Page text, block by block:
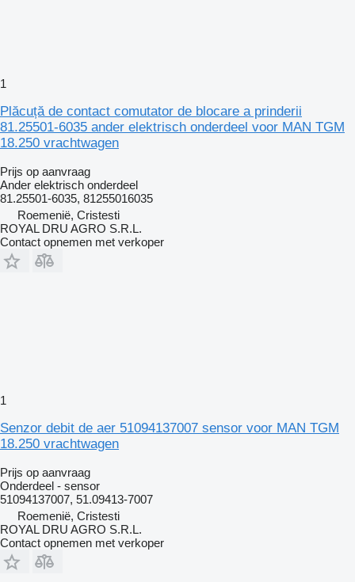
1
Plăcuță de contact comutator de blocare a prinderii
81.25501-6035 ander elektrisch onderdeel voor MAN TGM
18.250 vrachtwagen
Prijs op aanvraag
Ander elektrisch onderdeel
81.25501-6035, 81255016035
Roemenië, Cristesti
ROYAL DRU AGRO S.R.L.
Contact opnemen met verkoper
1
Senzor debit de aer 51094137007 sensor voor MAN TGM
18.250 vrachtwagen
Prijs op aanvraag
Onderdeel - sensor
51094137007, 51.09413-7007
Roemenië, Cristesti
ROYAL DRU AGRO S.R.L.
Contact opnemen met verkoper